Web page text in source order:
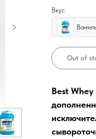
Вкус
Out of
Best